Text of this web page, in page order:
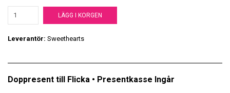
LÄGG I KORGEN
Leverantör: Sweethearts
Doppresent till Flicka • Presentkasse Ingår